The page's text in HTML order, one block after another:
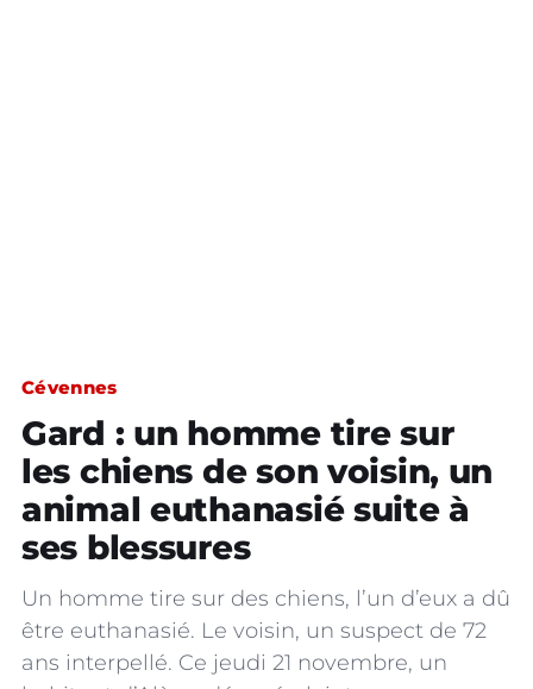
Cévennes
Gard : un homme tire sur
les chiens de son voisin, un
animal euthanasié suite à
ses blessures
Un homme tire sur des chiens, l’un d’eux a dû
être euthanasié. Le voisin, un suspect de 72
ans interpellé. Ce jeudi 21 novembre, un